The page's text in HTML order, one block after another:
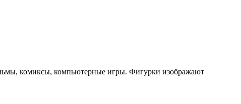
комиксы, компьютерные игры. Фигурки изображают